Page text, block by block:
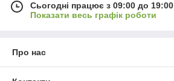
Сьогодні працює з 09:00 до 19:00
Показати весь графік роботи
Про нас